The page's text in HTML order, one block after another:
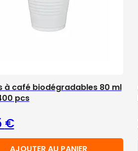
à café biodégradables 80 ml
pcs
€
AJOUTER AU PANIER